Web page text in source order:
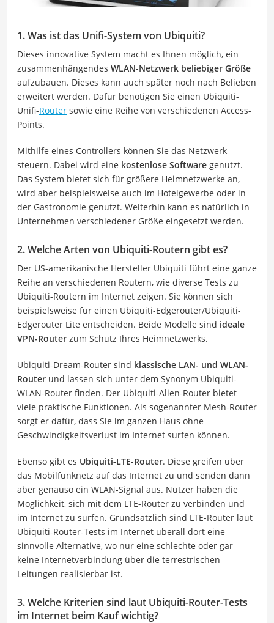
1. Was ist das Unifi-System von Ubiquiti?
Dieses innovative System macht es Ihnen möglich, ein
zusammenhängendes WLAN-Netzwerk beliebiger Größe
aufzubauen. Dieses kann auch später noch nach Belieben
erweitert werden. Dafür benötigen Sie einen Ubiquiti-
Unifi-Router sowie eine Reihe von verschiedenen Access-
Points.
Mithilfe eines Controllers können Sie das Netzwerk
steuern. Dabei wird eine kostenlose Software genutzt.
Das System bietet sich für größere Heimnetzwerke an,
wird aber beispielsweise auch im Hotelgewerbe oder in
der Gastronomie genutzt. Weiterhin kann es natürlich in
Unternehmen verschiedener Größe eingesetzt werden.
2. Welche Arten von Ubiquiti-Routern gibt es?
Der US-amerikanische Hersteller Ubiquiti führt eine ganze
Reihe an verschiedenen Routern, wie diverse Tests zu
Ubiquiti-Routern im Internet zeigen. Sie können sich
beispielsweise für einen Ubiquiti-Edgerouter/Ubiquiti-
Edgerouter Lite entscheiden. Beide Modelle sind ideale
VPN-Router zum Schutz Ihres Heimnetzwerks.
Ubiquiti-Dream-Router sind klassische LAN- und WLAN-
Router und lassen sich unter dem Synonym Ubiquiti-
WLAN-Router finden. Der Ubiquiti-Alien-Router bietet
viele praktische Funktionen. Als sogenannter Mesh-Router
sorgt er dafür, dass Sie im ganzen Haus ohne
Geschwindigkeitsverlust im Internet surfen können.
Ebenso gibt es Ubiquiti-LTE-Router. Diese greifen über
das Mobilfunknetz auf das Internet zu und senden dann
aber genauso ein WLAN-Signal aus. Nutzer haben die
Möglichkeit, sich mit dem LTE-Router zu verbinden und
im Internet zu surfen. Grundsätzlich sind LTE-Router laut
Ubiquiti-Router-Tests im Internet überall dort eine
sinnvolle Alternative, wo nur eine schlechte oder gar
keine Internetverbindung über die terrestrischen
Leitungen realisierbar ist.
3. Welche Kriterien sind laut Ubiquiti-Router-Tests
im Internet beim Kauf wichtig?